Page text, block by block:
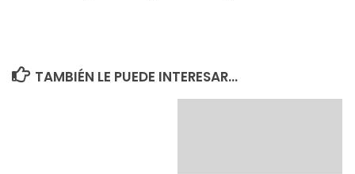
TAMBIÉN LE PUEDE INTERESAR...